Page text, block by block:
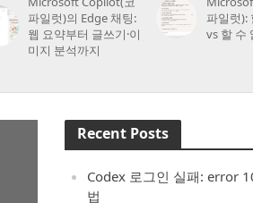
파일럿)의 Edge 채팅:
웹 요약부터 글쓰기·이
미지 분석까지
파일럿):
vs 할 수
Recent Posts
Codex 로그인 실패: error
법